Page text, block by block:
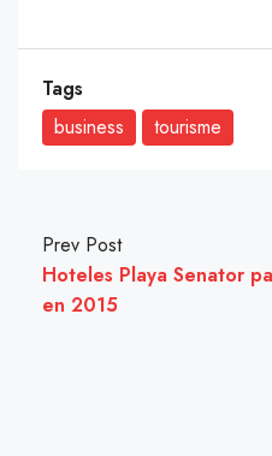
Tags
business
tourisme
Prev Post
Hoteles Playa Senator
en 2015